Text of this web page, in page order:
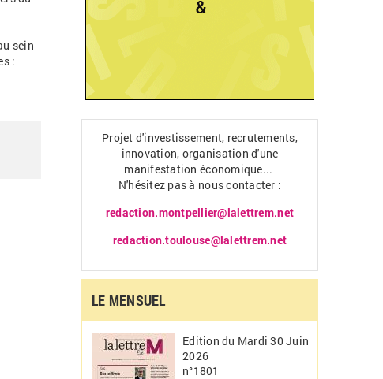
sein
:
Projet d'investissement, recrutements,
innovation, organisation d'une
manifestation économique...
N'hésitez pas à nous contacter :
redaction.montpellier@lalettrem.net
redaction.toulouse@lalettrem.net
LE MENSUEL
Edition du Mardi 30 Juin
2026
n°1801